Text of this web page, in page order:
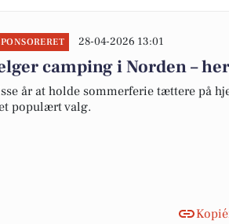
28-04-2026 13:01
camping i Norden –
år at holde sommerferie tættere på
populært valg.